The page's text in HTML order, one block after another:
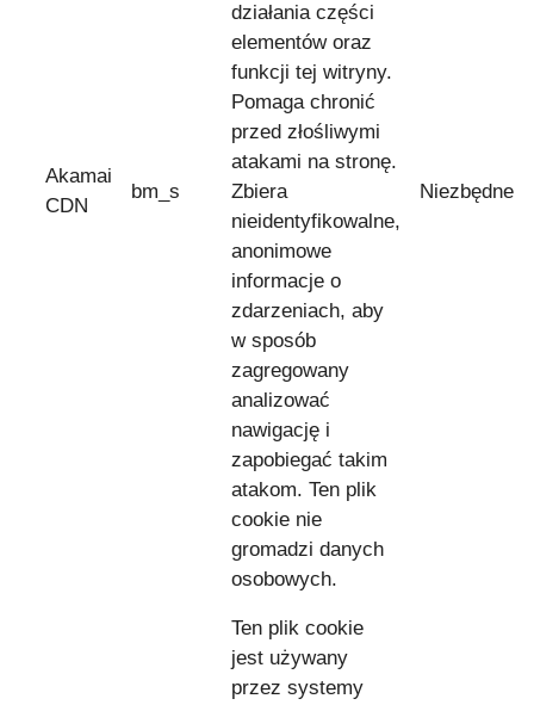
Akamai
CDN
bm_s
działania części
elementów oraz
funkcji tej witryny.
Pomaga chronić
przed złośliwymi
atakami na stronę.
Zbiera
nieidentyfikowalne,
anonimowe
informacje o
zdarzeniach, aby
w sposób
zagregowany
analizować
nawigację i
zapobiegać takim
atakom. Ten plik
cookie nie
gromadzi danych
osobowych.
Niezbędne
Ten plik cookie
jest używany
przez systemy